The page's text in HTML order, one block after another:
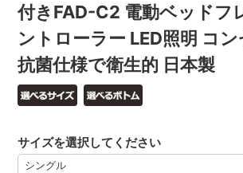
付きFAD-C2 電動ベッドフ
ントローラー LED照明 コ
抗菌仕様で衛生的 日本製
サイズを選択してください